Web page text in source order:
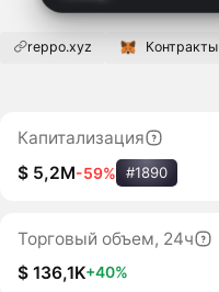
reppo.xyz Контракты
Капитализация
$ 5,2M-59% #1890
Торговый объем, 24ч
$ 136,1K+40%